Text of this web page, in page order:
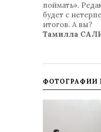
поймать».
будет с
итогов. А вы?
Тамилла
ФОТОГРАФИИ